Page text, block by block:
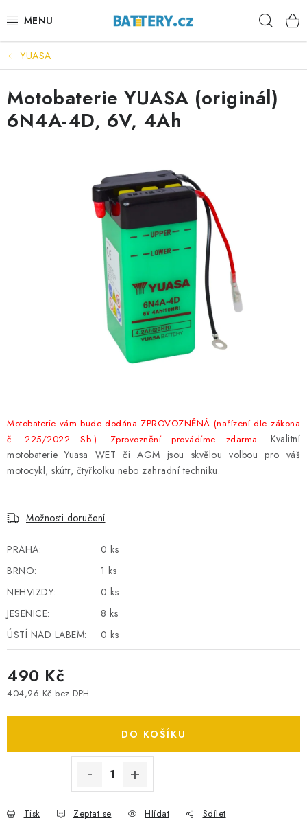
na
VÝHODNÉ SETY
SLUŽBY
AUTOBATERIE
TRAKČNÍ BATERIE
STANIČNÍ BATERIE
BATERIOVÉ BOXY
LITHIOVÉ BATERIE
FOTOVOLTAIKA
STARTOVACÍ ZDROJE
TESTERY BATERIÍ
BATERIE PRO NOUZOVÁ OSVĚTLENÍ
SPOTŘEBNÍ BATERIE
PŘÍSLUŠENSTVÍ
YUASA
Motobaterie vám bude dodána ZPROVOZNĚNÁ (nařízení dle zákona
č. 225/2022 Sb.). Zprovoznění provádíme zdarma. Kvalitní
motobaterie Yuasa WET či AGM jsou skvělou volbou pro váš
motocykl, skútr, čtyřkolku nebo zahradní techniku.
Možnosti doručení
PRAHA:
0 ks
BRNO:
1 ks
NEHVIZDY:
0 ks
JESENICE:
8 ks
ÚSTÍ NAD LABEM:
0 ks
490 Kč
404,96 Kč bez DPH
DO KOŠÍKU
Tisk Zeptat se Hlídat Sdílet
Motobaterie YUASA (originál)
6N4A-4D, 6V, 4Ah